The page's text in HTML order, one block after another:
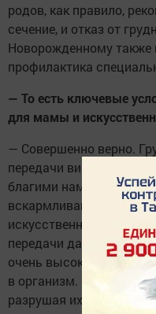
родов, как правило,
сечение, и отказ от
Новорожденному также
профилактика
— То есть ключевые
для мамы и
— Совершенно верно.
передачи вируса.
благими намерениями,
вскармливания. Но
искусственные смеси
передачи даже при
очень высок. Вирусу
в организм. Он
разрушая их.